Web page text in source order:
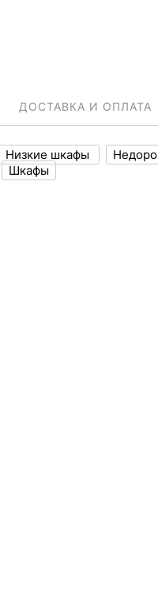
ДОСТАВКА И ОПЛАТА
Низкие шкафы
Шкафы